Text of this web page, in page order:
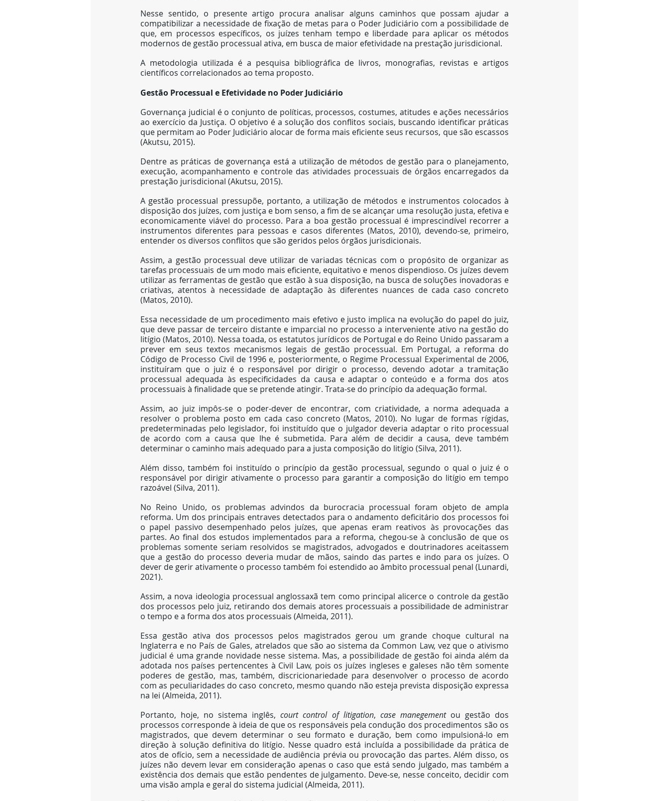
Nesse sentido, o presente artigo procura analisar alguns caminhos que possam ajudar a
compatibilizar a necessidade de fixação de metas para o Poder Judiciário com a possibilidade de
que, em processos específicos, os juízes tenham tempo e liberdade para aplicar os métodos
modernos de gestão processual ativa, em busca de maior efetividade na prestação jurisdicional.
A metodologia utilizada é a pesquisa bibliográfica de livros, monografias, revistas e artigos
científicos correlacionados ao tema proposto.
Gestão Processual e Efetividade no Poder Judiciário
Governança judicial é o conjunto de políticas, processos, costumes, atitudes e ações necessários
ao exercício da Justiça. O objetivo é a solução dos conflitos sociais, buscando identificar práticas
que permitam ao Poder Judiciário alocar de forma mais eficiente seus recursos, que são escassos
(Akutsu, 2015).
Dentre as práticas de governança está a utilização de métodos de gestão para o planejamento,
execução, acompanhamento e controle das atividades processuais de órgãos encarregados da
prestação jurisdicional (Akutsu, 2015).
A gestão processual pressupõe, portanto, a utilização de métodos e instrumentos colocados à
disposição dos juízes, com justiça e bom senso, a fim de se alcançar uma resolução justa, efetiva e
economicamente viável do processo. Para a boa gestão processual é imprescindível recorrer a
instrumentos diferentes para pessoas e casos diferentes (Matos, 2010), devendo-se, primeiro,
entender os diversos conflitos que são geridos pelos órgãos jurisdicionais.
Assim, a gestão processual deve utilizar de variadas técnicas com o propósito de organizar as
tarefas processuais de um modo mais eficiente, equitativo e menos dispendioso. Os juízes devem
utilizar as ferramentas de gestão que estão à sua disposição, na busca de soluções inovadoras e
criativas, atentos à necessidade de adaptação às diferentes nuances de cada caso concreto
(Matos, 2010).
Essa necessidade de um procedimento mais efetivo e justo implica na evolução do papel do juiz,
que deve passar de terceiro distante e imparcial no processo a interveniente ativo na gestão do
litígio (Matos, 2010). Nessa toada, os estatutos jurídicos de Portugal e do Reino Unido passaram a
prever em seus textos mecanismos legais de gestão processual. Em Portugal, a reforma do
Código de Processo Civil de 1996 e, posteriormente, o Regime Processual Experimental de 2006,
instituíram que o juiz é o responsável por dirigir o processo, devendo adotar a tramitação
processual adequada às especificidades da causa e adaptar o conteúdo e a forma dos atos
processuais à finalidade que se pretende atingir. Trata-se do princípio da adequação formal.
Assim, ao juiz impôs-se o poder-dever de encontrar, com criatividade, a norma adequada a
resolver o problema posto em cada caso concreto (Matos, 2010). No lugar de formas rígidas,
predeterminadas pelo legislador, foi instituído que o julgador deveria adaptar o rito processual
de acordo com a causa que lhe é submetida. Para além de decidir a causa, deve também
determinar o caminho mais adequado para a justa composição do litígio (Silva, 2011).
Além disso, também foi instituído o princípio da gestão processual, segundo o qual o juiz é o
responsável por dirigir ativamente o processo para garantir a composição do litígio em tempo
razoável (Silva, 2011).
No Reino Unido, os problemas advindos da burocracia processual foram objeto de ampla
reforma. Um dos principais entraves detectados para o andamento deficitário dos processos foi
o papel passivo desempenhado pelos juízes, que apenas eram reativos às provocações das
partes. Ao final dos estudos implementados para a reforma, chegou-se à conclusão de que os
problemas somente seriam resolvidos se magistrados, advogados e doutrinadores aceitassem
que a gestão do processo deveria mudar de mãos, saindo das partes e indo para os juízes. O
dever de gerir ativamente o processo também foi estendido ao âmbito processual penal (Lunardi,
2021).
Assim, a nova ideologia processual anglossaxã tem como principal alicerce o controle da gestão
dos processos pelo juiz, retirando dos demais atores processuais a possibilidade de administrar
o tempo e a forma dos atos processuais (Almeida, 2011).
Essa gestão ativa dos processos pelos magistrados gerou um grande choque cultural na
Inglaterra e no País de Gales, atrelados que são ao sistema da Common Law, vez que o ativismo
judicial é uma grande novidade nesse sistema. Mas, a possibilidade de gestão foi ainda além da
adotada nos países pertencentes à Civil Law, pois os juízes ingleses e galeses não têm somente
poderes de gestão, mas, também, discricionariedade para desenvolver o processo de acordo
com as peculiaridades do caso concreto, mesmo quando não esteja prevista disposição expressa
na lei (Almeida, 2011).
Portanto, hoje, no sistema inglês, court control of litigation, case manegement ou gestão dos
processos corresponde à ideia de que os responsáveis pela condução dos procedimentos são os
magistrados, que devem determinar o seu formato e duração, bem como impulsioná-lo em
direção à solução definitiva do litígio. Nesse quadro está incluída a possibilidade da prática de
atos de ofício, sem a necessidade de audiência prévia ou provocação das partes. Além disso, os
juízes não devem levar em consideração apenas o caso que está sendo julgado, mas também a
existência dos demais que estão pendentes de julgamento. Deve-se, nesse conceito, decidir com
uma visão ampla e geral do sistema judicial (Almeida, 2011).